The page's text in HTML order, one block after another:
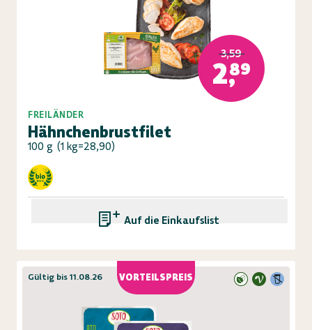
3,59
2,89
FREILÄNDER
Hähnchenbrustfilet
100 g (1 kg=28,90)
Auf die Einkaufsliste
VORTEILSPREIS
Gültig bis 11.08.26